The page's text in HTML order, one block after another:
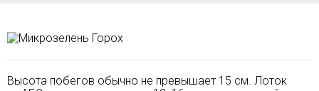
Высота побегов обычно не превышает 15 см. Лоток